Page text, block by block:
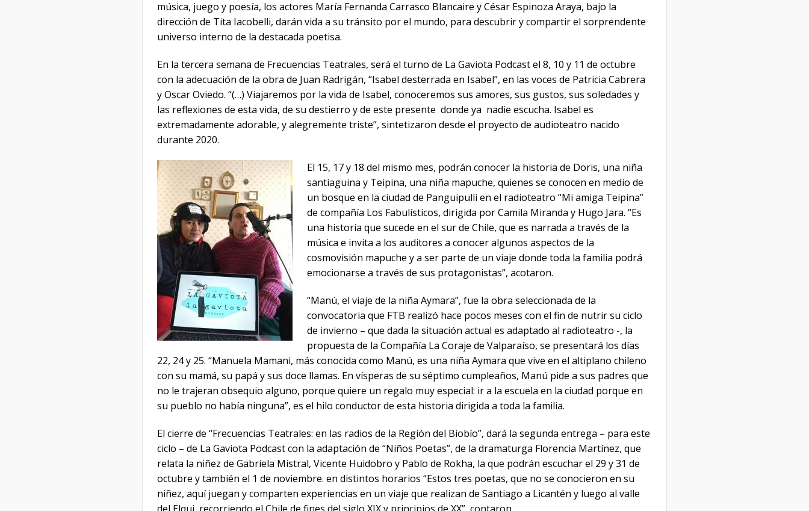
música, juego y poesía, los actores María Fernanda Carrasco Blancaire y César Espinoza Araya, bajo la
dirección de Tita Iacobelli, darán vida a su tránsito por el mundo, para descubrir y compartir el sorprendente
universo interno de la destacada poetisa.
En la tercera semana de Frecuencias Teatrales, será el turno de La Gaviota Podcast el 8, 10 y 11 de octubre
con la adecuación de la obra de Juan Radrigán, “Isabel desterrada en Isabel”, en las voces de Patricia Cabrera
y Oscar Oviedo. “(…) Viajaremos por la vida de Isabel, conoceremos sus amores, sus gustos, sus soledades y
las reflexiones de esta vida, de su destierro y de este presente donde ya nadie escucha. Isabel es
extremadamente adorable, y alegremente triste”, sintetizaron desde el proyecto de audioteatro nacido
durante 2020.
El 15, 17 y 18 del mismo mes, podrán conocer la historia de Doris, una niña
santiaguina y Teipina, una niña mapuche, quienes se conocen en medio de
un bosque en la ciudad de Panguipulli en el radioteatro “Mi amiga Teipina”
de compañía Los Fabulísticos, dirigida por Camila Miranda y Hugo Jara. “Es
una historia que sucede en el sur de Chile, que es narrada a través de la
música e invita a los auditores a conocer algunos aspectos de la
cosmovisión mapuche y a ser parte de un viaje donde toda la familia podrá
emocionarse a través de sus protagonistas”, acotaron.
“Manú, el viaje de la niña Aymara”, fue la obra seleccionada de la
convocatoria que FTB realizó hace pocos meses con el fin de nutrir su ciclo
de invierno – que dada la situación actual es adaptado al radioteatro -, la
propuesta de la Compañía La Coraje de Valparaíso, se presentará los días
22, 24 y 25. “Manuela Mamani, más conocida como Manú, es una niña Aymara que vive en el altiplano chileno
con su mamá, su papá y sus doce llamas. En vísperas de su séptimo cumpleaños, Manú pide a sus padres que
no le trajeran obsequio alguno, porque quiere un regalo muy especial: ir a la escuela en la ciudad porque en
su pueblo no había ninguna”, es el hilo conductor de esta historia dirigida a toda la familia.
El cierre de “Frecuencias Teatrales: en las radios de la Región del Biobío”, dará la segunda entrega – para este
ciclo – de La Gaviota Podcast con la adaptación de “Niños Poetas”, de la dramaturga Florencia Martínez, que
relata la niñez de Gabriela Mistral, Vicente Huidobro y Pablo de Rokha, la que podrán escuchar el 29 y 31 de
octubre y también el 1 de noviembre. en distintos horarios “Estos tres poetas, que no se conocieron en su
niñez, aquí juegan y comparten experiencias en un viaje que realizan de Santiago a Licantén y luego al valle